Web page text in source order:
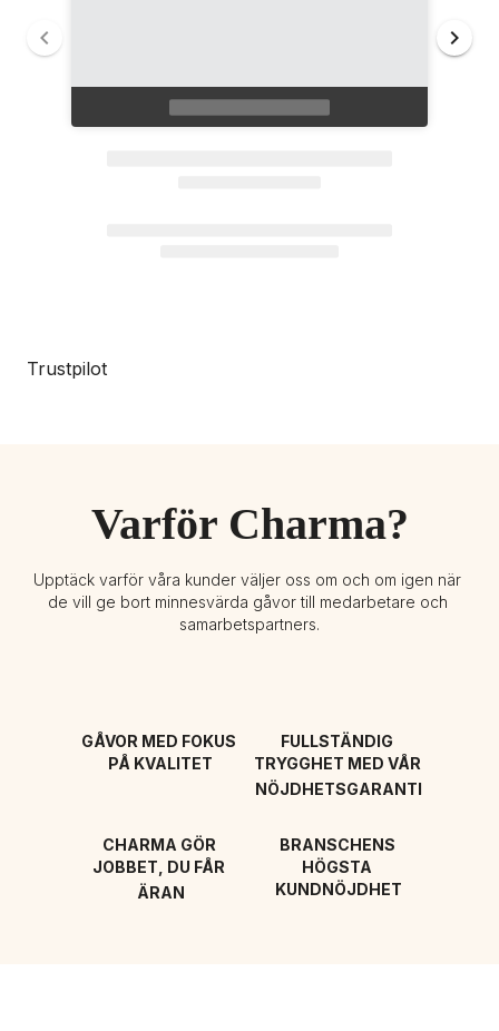
Trustpilot
Varför Charma?
Upptäck varför våra kunder väljer oss om och om igen när
de vill ge bort minnesvärda gåvor till medarbetare och
samarbetspartners.
GÅVOR MED FOKUS
PÅ KVALITET
FULLSTÄNDIG
TRYGGHET MED VÅR
NÖJDHETSGARANTI
CHARMA GÖR
JOBBET, DU FÅR
ÄRAN
BRANSCHENS
HÖGSTA
KUNDNÖJDHET